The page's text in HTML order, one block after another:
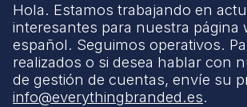
Hola. Estamos trabajando en
interesantes para nuestra página
español. Seguimos operativos.
realizados o si desea hablar con
de gestión de cuentas, envíe su
info@everythingbranded.es.